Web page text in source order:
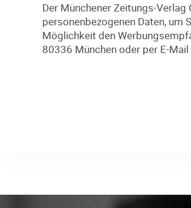
Der Münchener Zeitungs-
personenbezogenen Daten, um
Möglichkeit den
80336 München oder per E-Mail